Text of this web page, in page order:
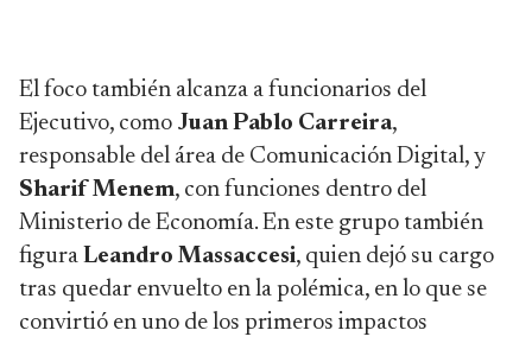
El foco también alcanza a funcionarios del
Ejecutivo, como Juan Pablo Carreira,
responsable del área de Comunicación Digital, y
Sharif Menem, con funciones dentro del
Ministerio de Economía. En este grupo también
figura Leandro Massaccesi, quien dejó su cargo
tras quedar envuelto en la polémica, en lo que se
convirtió en uno de los primeros impactos